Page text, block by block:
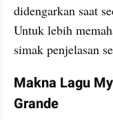
didengarkan saat
Untuk lebih
simak penjelasan
Makna Lagu
Grande